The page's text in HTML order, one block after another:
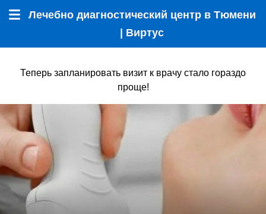
Лечебно диагностический центр в Тюмени
| Виртус
Теперь запланировать визит к врачу стало гораздо
проще!